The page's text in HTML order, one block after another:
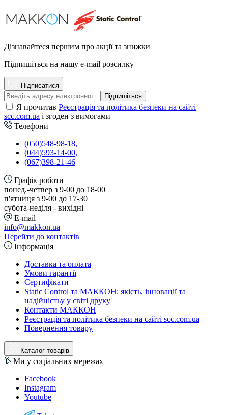
Дізнавайтеся першим про акції та знижки
Підпишіться на нашу e-mail розсилку
Підписатися
Підпишіться
Я прочитав Реєстрація та політика безпеки на сайті
scc.com.ua і згоден з вимогами
Телефони
(050)548-98-18,
(044)593-14-00,
(067)398-21-46
Графік роботи
понед.-четвер з 9-00 до 18-00
п'ятниця з 9-00 до 17-30
cубота-неділя - вихідні
E-mail
info@makkon.ua
Перейти до контактів
Інформація
Доставка та оплата
Умови гарантії
Сертифікати
Static Control та МАККОН: якість, інновації та
надійністьу у світі друку
Контакти МАККОН
Реєстрація та політика безпеки на сайті scc.com.ua
Повернення товару
Каталог товарів
Ми у соціальних мережах
Facebook
Instagram
Youtube